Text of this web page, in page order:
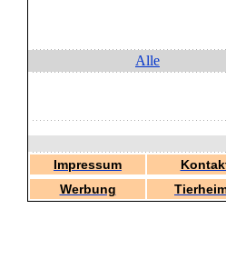
Alle
Impressum
Werbung